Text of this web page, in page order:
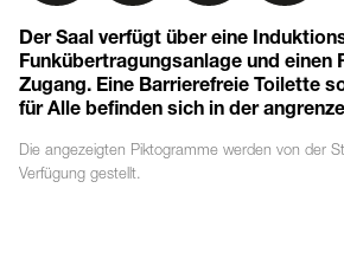
Der Saal verfügt über eine
Funkübertragungsanlage und einen
Zugang. Eine Barrierefreie Toilette
für Alle befinden sich in der
Die angezeigten Piktogramme werden von der
Verfügung gestellt.